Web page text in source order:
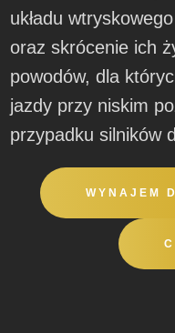
układu
oraz skrócenie ich
powodów, dla
jazdy przy niskim
przypadku silników
WYNAJEM